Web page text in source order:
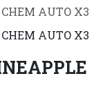
AUTO X3